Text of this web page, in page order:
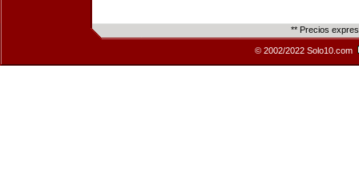
** Precios
© 2002/2022 Solo10.com